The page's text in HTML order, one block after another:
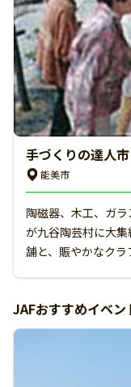
手づくりの達人
能美市
陶磁器、木工、ガ
が九谷陶芸村に大
舗と、賑やかなクラ
JAFおすすめイベン